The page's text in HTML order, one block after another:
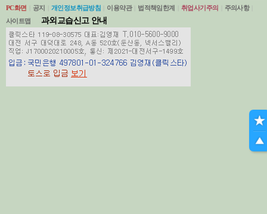
PC화면 공지 개인정보취급방침 이용약관 법적책임한계 취업사기주의 주의사항
사이트맵
과외교습신고 안내